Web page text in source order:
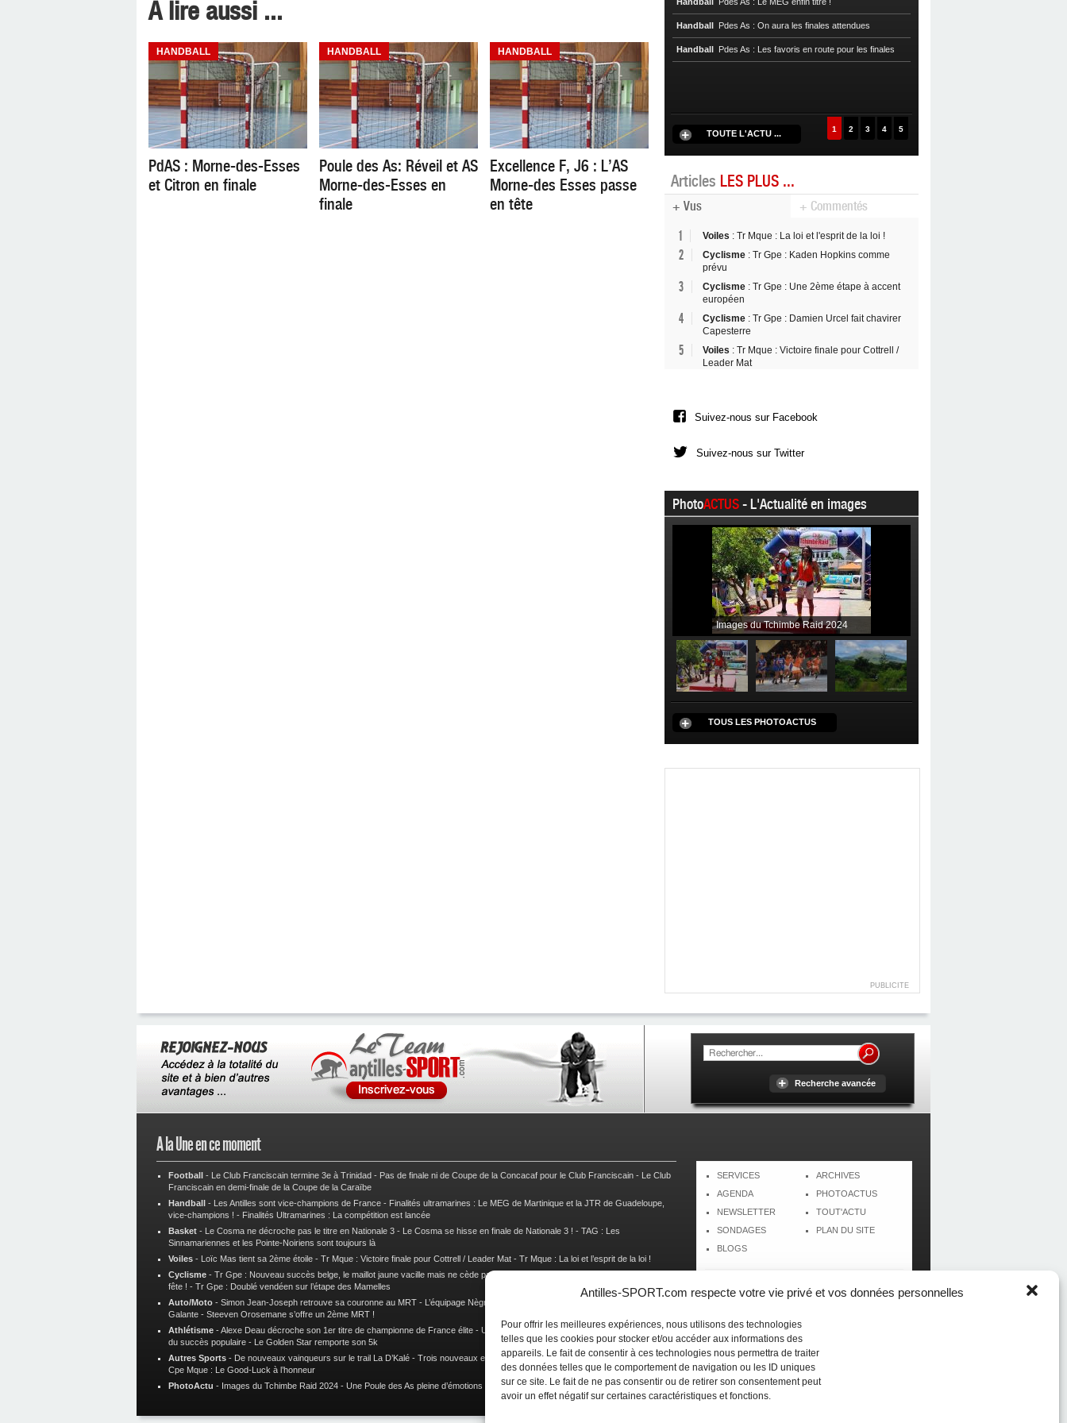
Antilles-SPORT.com respecte votre vie privé et vos données personnelles
Pour offrir les meilleures expériences, nous utilisons des technologies
telles que les cookies pour stocker et/ou accéder aux informations des
appareils. Le fait de consentir à ces technologies nous permettra de traiter
des données telles que le comportement de navigation ou les ID uniques
sur ce site. Le fait de ne pas consentir ou de retirer son consentement peut
avoir un effet négatif sur certaines caractéristiques et fonctions.
A lire aussi ...
HANDBALL
PdAS : Morne-des-Esses
et Citron en finale
HANDBALL
Poule des As: Réveil et AS
Morne-des-Esses en
finale
HANDBALL
Excellence F, J6 : L’AS
Morne-des Esses passe
en tête
Handball Pdes As : On aura les finales attendues
Handball Pdes As : Les favoris en route pour les finales
TOUTE L'ACTU ... 1 2 3 4 5
Articles LES PLUS ...
+ Vus + Commentés
1 Voiles : Tr Mque : La loi et l'esprit de la loi !
2 Cyclisme : Tr Gpe : Kaden Hopkins comme
prévu
3 Cyclisme : Tr Gpe : Une 2ème étape à accent
européen
4 Cyclisme : Tr Gpe : Damien Urcel fait chavirer
Capesterre
5 Voiles : Tr Mque : Victoire finale pour Cottrell /
Leader Mat
Suivez-nous sur Facebook
Suivez-nous sur Twitter
PhotoACTUS- L'Actualité en images
Images du Tchimbe Raid 2024
TOUS LES PHOTOACTUS
PUBLICITE
Recherche avancée
A la Une en ce moment
Football - Le Club Franciscain termine 3e à Trinidad - Pas de finale ni de Coupe de la Concacaf pour le Club Franciscain - Le Club
Franciscain en demi-finale de la Coupe de la Caraïbe
Handball - Les Antilles sont vice-champions de France - Finalités ultramarines : Le MEG de Martinique et la JTR de Guadeloupe,
vice-champions ! - Finalités Ultramarines : La compétition est lancée
Basket - Le Cosma ne décroche pas le titre en Nationale 3 - Le Cosma se hisse en finale de Nationale 3 ! - TAG : Les
Sinnamariennes et les Pointe-Noiriens sont toujours là
Voiles - Loïc Mas tient sa 2ème étoile - Tr Mque : Victoire finale pour Cottrell / Leader Mat - Tr Mque : La loi et l’esprit de la loi !
Cyclisme - Tr Gpe : Nouveau succès belge, le maillot jaune vacille mais ne cède pas
fête ! - Tr Gpe : Doublé vendéen sur l’étape des Mamelles
Auto/Moto - Simon Jean-Joseph retrouve sa couronne au MRT - L’équipage Nègre – Gérard remporte le 9e rallye du Pays Marie-
Galante - Steeven Orosemane s’offre un 2ème MRT !
Athlétisme -Alexe Deau décroche son 1er titre de championne de France élite - Un semi marathon sous le signe de la chaleur et
du succès populaire - Le Golden Star remporte son 5k
Autres Sports - De nouveaux vainqueurs sur le trail La D’Kalé - Trois nouveaux et un habitué au palmarès du Trail des Trésors-
Cpe Mque : Le Good-Luck à l’honneur
PhotoActu - Images du Tchimbe Raid 2024 - Une Poule des As pleine d’émotions ! Images de la Woulib 113 X-Trem
SERVICES
AGENDA
NEWSLETTER
SONDAGES
BLOGS
ARCHIVES
PHOTOACTUS
TOUT'ACTU
PLAN DU SITE